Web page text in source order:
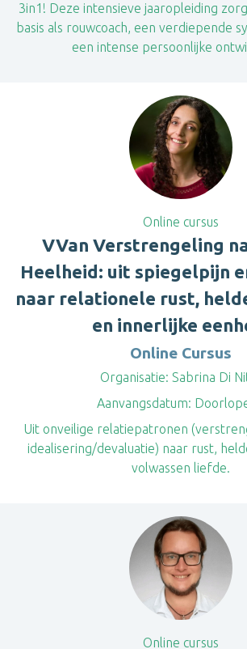
3in1! Deze intensieve jaaropleiding
basis als rouwcoach, een verdiepende
een intense persoonlijke
Online cursus
VVan Verstrengeling
Heelheid: uit spiegelpijn
naar relationele rust,
en innerlijke
Online Cursus
Organisatie: Sabrina Di
Aanvangsdatum:
Uit onveilige relatiepatronen
idealisering/devaluatie) naar rust,
volwassen liefde.
Online cursus